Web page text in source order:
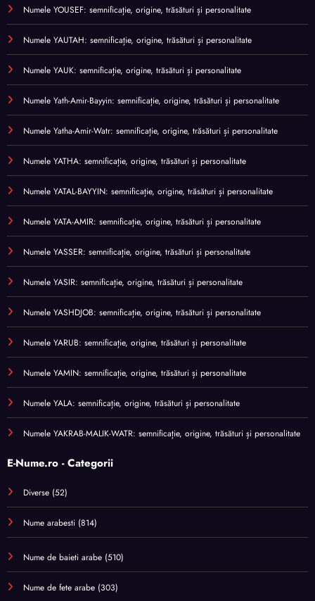
Numele YOUSEF: semnificație, origine, trăsături și personalitate
Numele YAUTAH: semnificație, origine, trăsături și personalitate
Numele YAUK: semnificație, origine, trăsături și personalitate
Numele Yath-Amir-Bayyin: semnificație, origine, trăsături și personalitate
Numele Yatha-Amir-Watr: semnificație, origine, trăsături și personalitate
Numele YATHA: semnificație, origine, trăsături și personalitate
Numele YATAL-BAYYIN: semnificație, origine, trăsături și personalitate
Numele YATA-AMIR: semnificație, origine, trăsături și personalitate
Numele YASSER: semnificație, origine, trăsături și personalitate
Numele YASIR: semnificație, origine, trăsături și personalitate
Numele YASHDJOB: semnificație, origine, trăsături și personalitate
Numele YARUB: semnificație, origine, trăsături și personalitate
Numele YAMIN: semnificație, origine, trăsături și personalitate
Numele YALA: semnificație, origine, trăsături și personalitate
Numele YAKRAB-MALIK-WATR: semnificație, origine, trăsături și personalitate
E-Nume.ro - Categorii
Diverse (52)
Nume arabesti (814)
Nume de baieti arabe (510)
Nume de fete arabe (303)